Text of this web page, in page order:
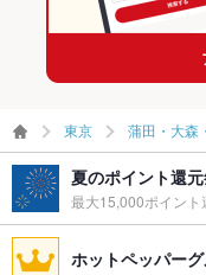
東京 蒲田・大森
夏のポイント還
最大15,000ポイント
ホットペッパー